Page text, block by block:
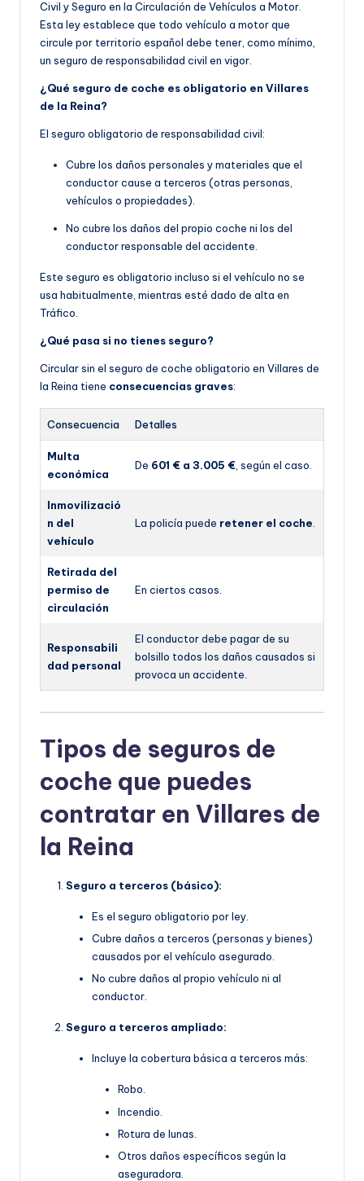
Civil y Seguro en la Circulación de Vehículos a Motor.
Esta ley establece que todo vehículo a motor que
circule por territorio español debe tener, como mínimo,
un seguro de responsabilidad civil en vigor.
¿Qué seguro de coche es obligatorio en Villares
de la Reina?
El seguro obligatorio de responsabilidad civil:
Cubre los daños personales y materiales que el
conductor cause a terceros (otras personas,
vehículos o propiedades).
No cubre los daños del propio coche ni los del
conductor responsable del accidente.
Este seguro es obligatorio incluso si el vehículo no se
usa habitualmente, mientras esté dado de alta en
Tráfico.
¿Qué pasa si no tienes seguro?
Circular sin el seguro de coche obligatorio en Villares de
la Reina tiene consecuencias graves:
Consecuencia Detalles
Multa
económica
De 601 € a 3.005 € , según el caso.
Inmovilizació
n del
vehículo
La policía puede retener el coche
Retirada del
permiso de
circulación
En ciertos casos.
Responsabili
dad personal
El conductor debe pagar de su
bolsillo todos los daños causados si
provoca un accidente.
Tipos de seguros de
coche que puedes
contratar en Villares de
la Reina
Seguro a terceros (básico):
Es el seguro obligatorio por ley.
Cubre daños a terceros (personas y bienes)
causados por el vehículo asegurado.
No cubre daños al propio vehículo ni al
conductor.
Seguro a terceros ampliado:
Incluye la cobertura básica a terceros más:
Robo.
Incendio.
Rotura de lunas.
Otros daños específicos según la
aseguradora.